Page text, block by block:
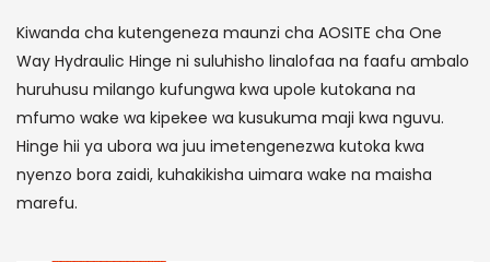
Kiwanda cha kutengeneza maunzi cha AOSITE cha One
Way Hydraulic Hinge ni suluhisho linalofaa na faafu ambalo
huruhusu milango kufungwa kwa upole kutokana na
mfumo wake wa kipekee wa kusukuma maji kwa nguvu.
Hinge hii ya ubora wa juu imetengenezwa kutoka kwa
nyenzo bora zaidi, kuhakikisha uimara wake na maisha
marefu.